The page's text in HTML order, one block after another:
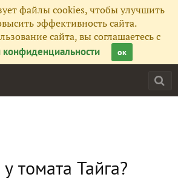
файлы cookies, чтобы улучшить
эффективность сайта.
сайта, вы соглашаетесь с
конфиденциальности
ок
томата Тайга?